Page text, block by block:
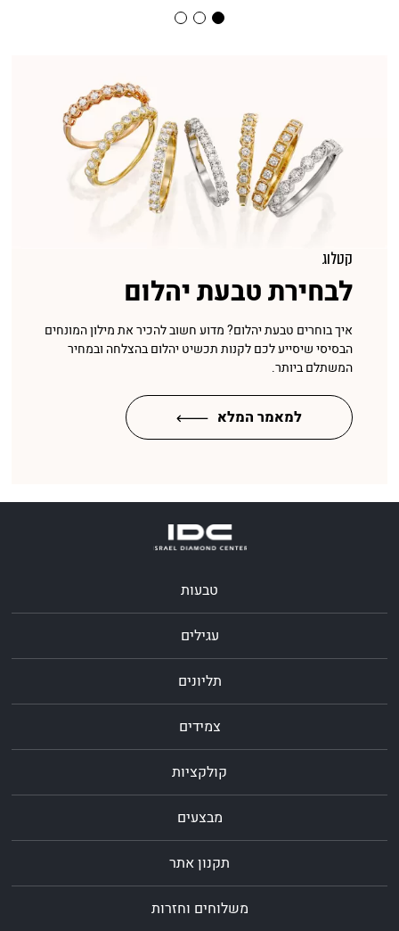
קטלוג
לבחירת טבעת יהלום
איך בוחרים טבעת יהלום? מדוע חשוב להכיר את מילון המונחים
הבסיסי שיסייע לכם לקנות תכשיט יהלום בהצלחה ובמחיר
המשתלם ביותר.
למאמר המלא
טבעות
עגילים
תליונים
צמידים
קולקציות
מבצעים
תקנון אתר
משלוחים וחזרות